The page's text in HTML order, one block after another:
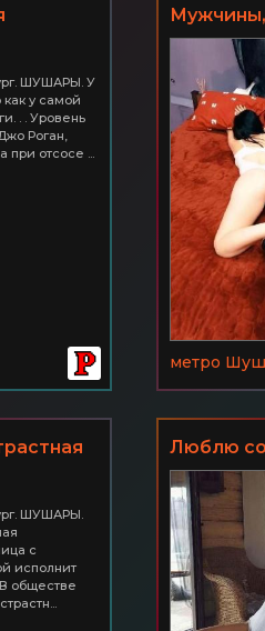
ШУШАРЫ. У
как у самой
. . Уровень
Роган,
при отсосе ...
ШУШАРЫ
метро
ШУШАРЫ.
с
исполнит
обществе
Люблю
СПб